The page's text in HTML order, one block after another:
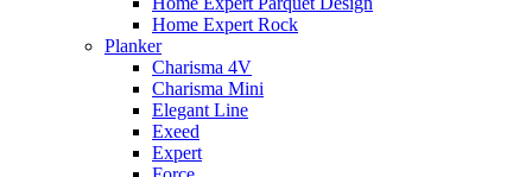
Home Expert Rock
Planker
Charisma 4V
Charisma Mini
Elegant Line
Exeed
Expert